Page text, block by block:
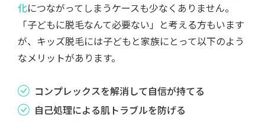
化につながってしまうケースも少なくありません。
「子どもに脱毛なんて必要ない」と考える方もいます
が、キッズ脱毛には子どもと家族にとって以下のよう
なメリットがあります。
コンプレックスを解消して自信が持てる
自己処理による肌トラブルを防げる